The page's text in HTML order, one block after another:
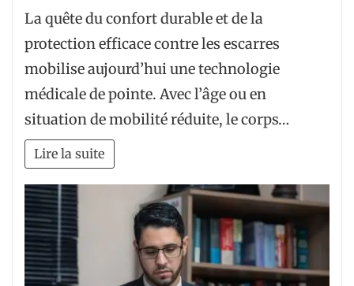
La quête du confort durable et de la
protection efficace contre les escarres
mobilise aujourd’hui une technologie
médicale de pointe. Avec l’âge ou en
situation de mobilité réduite, le corps…
Lire la suite